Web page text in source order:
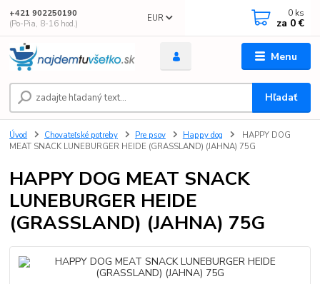
Menu
EUR
Hľadať
+421 902250190
(Po-Pia, 8-16 hod.)
0 ks
za 0 €
Úvod Chovateľské potreby Pre psov Happy dog
HAPPY DOG
MEAT SNACK LUNEBURGER HEIDE (GRASSLAND) (JAHNA) 75G
HAPPY DOG MEAT SNACK
LUNEBURGER HEIDE
(GRASSLAND) (JAHNA) 75G